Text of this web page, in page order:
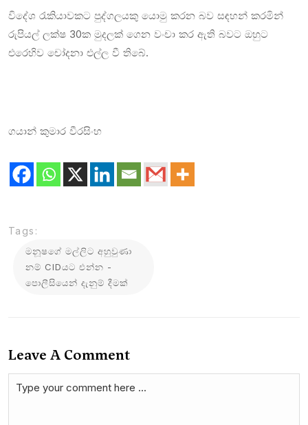
විදේශ රැකියාවකට පුද්ගලයකු යොමු කරන බව සඳහන් කරමින්
රුපියල් ලක්ෂ 30ක මුදලක් ගෙන වංචා කර ඇති බවට ඔහුට
එරෙහිව චෝදනා එල්ල වී තිබේ.
ගයාන් කුමාර වීරසිංහ
Tags:
මනූෂගේ මල්ලිට අහුවුණා
නම් CIDයට එන්න -
පොලීසියෙන් දැනුම් දීමක්
Leave A Comment